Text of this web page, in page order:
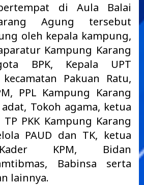
di Aula Balai
Agung tersebut
oleh kepala kampung,
Kampung Karang
BPK, Kepala UPT
Pakuan Ratu,
PPL Kampung Karang
Tokoh agama, ketua
PKK Kampung Karang
PAUD dan TK, ketua
KPM, Bidan
Babinsa serta
lainnya.